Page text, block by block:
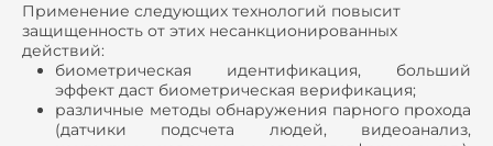
Применение следующих технологий повысит
защищенность от этих несанкционированных
действий:
биометрическая идентификация, больший
эффект даст биометрическая верификация;
различные методы обнаружения парного прохода
(датчики подсчета людей, видеоанализ,